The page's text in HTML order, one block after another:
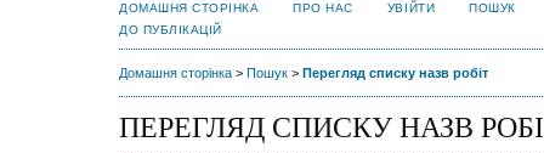
ДОМАШНЯ СТОРІНКА ПРО НАС УВІЙТИ
ПОШУК
ДО ПУБЛІКАЦІЙ
Домашня сторінка > Пошук > Перегляд списку назв робіт
ПЕРЕГЛЯД СПИСКУ НАЗВ